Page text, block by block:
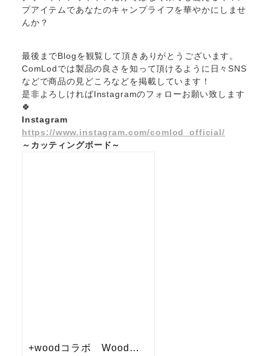
プアイテムであなたのキャンプライフを華やかにしませ
んか？
最後までBlogを観覧して頂きありがとうございます。
ComLodでは製品の良さを知って頂けるように日々SNS
などで商品の見どころなどを掲載しています！
是非よろしければInstagramのフォローお願い致します
🍀
Instagram
https://www.instagram.com/comlod_official/
～カッティングボード～